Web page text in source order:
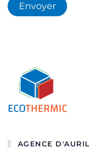
Envoyer
AGENCE